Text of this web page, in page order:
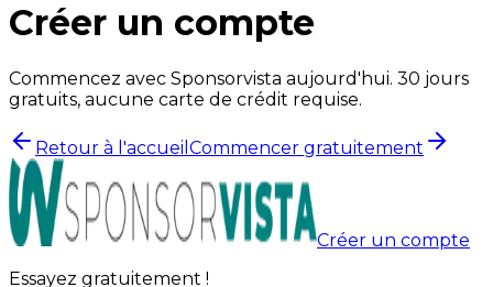
Créer un compte
Commencez avec Sponsorvista aujourd'hui. 30 jours
gratuits, aucune carte de crédit requise.
Retour à l'accueil Commencer gratuitement
Créer un compte
Essayez gratuitement !